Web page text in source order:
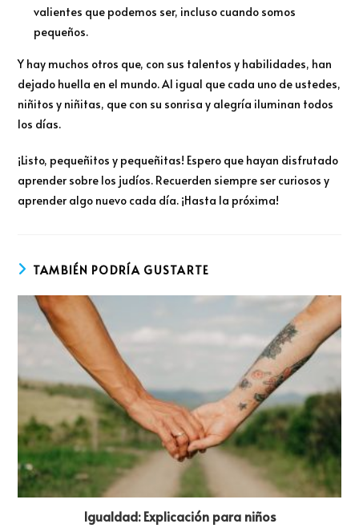
valientes que podemos ser, incluso cuando somos
pequeños.
Y hay muchos otros que, con sus talentos y habilidades, han
dejado huella en el mundo. Al igual que cada uno de ustedes,
niñitos y niñitas, que con su sonrisa y alegría iluminan todos
los días.
¡Listo, pequeñitos y pequeñitas! Espero que hayan disfrutado
aprender sobre los judíos. Recuerden siempre ser curiosos y
aprender algo nuevo cada día. ¡Hasta la próxima!
TAMBIÉN PODRÍA GUSTARTE
Igualdad: Explicación para niños